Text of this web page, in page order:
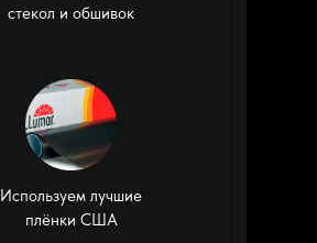
стекол и обшивок
Используем лучшие
плёнки США